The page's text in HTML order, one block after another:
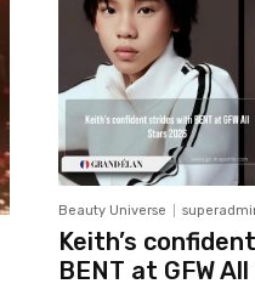
Beauty Universe
Keith’s
BENT at GFW